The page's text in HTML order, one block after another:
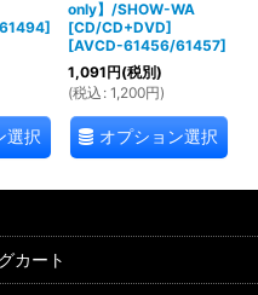
]
選択
only】/SHOW-WA
[CD/CD+DVD]
[AVCD-61456/61457]
1,091円(税別)
(税込 : 1,200円)
オプション選択
カート